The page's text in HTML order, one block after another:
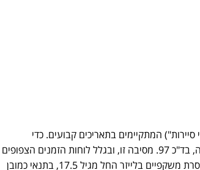
סיירות") המתקיימים בתאריכים קבועים. כדי
להתמיין ולקבל זימונים לגיבושים יש צורך בפרופיל רפואי גבוה, בד"כ 97. מסיבה זו, ובגלל לוחות הזמנים הצפופים
של תהליכי המיון ליחידות הקרביות, החלטנו לאפשר ביצוע הסרת משקפיים בלייזר החל מגיל 17.5, בתנאי כמובן